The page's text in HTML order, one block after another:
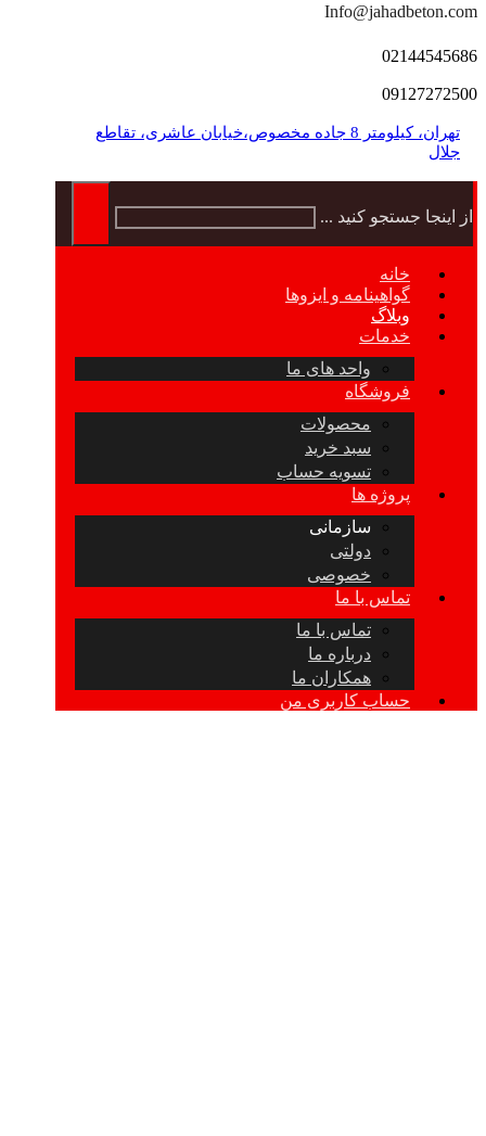
Info@jahadbeton.com
02144545686
09127272500
تهران، کیلومتر 8 جاده مخصوص،خیابان عاشری، تقاطع
جلال
از اینجا جستجو کنید ...
خانه
گواهینامه و ایزوها
وبلاگ
خدمات
واحد های ما
فروشگاه
محصولات
سبد خرید
تسویه حساب
پروژه ها
سازمانی
دولتی
خصوصی
تماس با ما
تماس با ما
درباره ما
همکاران ما
حساب کاربری من